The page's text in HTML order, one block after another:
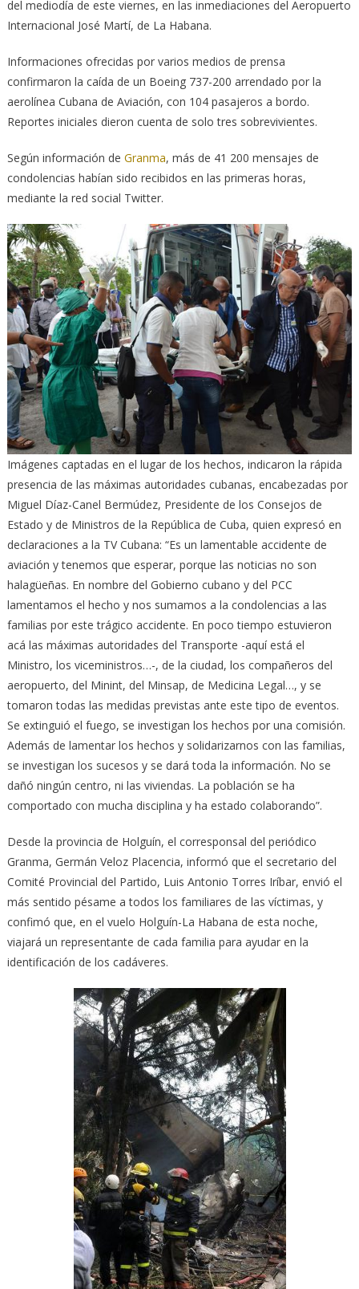
del mediodía de este viernes, en las inmediaciones del Aeropuerto
Internacional José Martí, de La Habana.
Informaciones ofrecidas por varios medios de prensa
confirmaron la caída de un Boeing 737-200 arrendado por la
aerolínea Cubana de Aviación, con 104 pasajeros a bordo.
Reportes iniciales dieron cuenta de solo tres sobrevivientes.
Según información de Granma, más de 41 200 mensajes de
condolencias habían sido recibidos en las primeras horas,
mediante la red social Twitter.
Imágenes captadas en el lugar de los hechos, indicaron la rápida
presencia de las máximas autoridades cubanas, encabezadas por
Miguel Díaz-Canel Bermúdez, Presidente de los Consejos de
Estado y de Ministros de la República de Cuba, quien expresó en
declaraciones a la TV Cubana: “Es un lamentable accidente de
aviación y tenemos que esperar, porque las noticias no son
halagüeñas. En nombre del Gobierno cubano y del PCC
lamentamos el hecho y nos sumamos a la condolencias a las
familias por este trágico accidente. En poco tiempo estuvieron
acá las máximas autoridades del Transporte -aquí está el
Ministro, los viceministros…-, de la ciudad, los compañeros del
aeropuerto, del Minint, del Minsap, de Medicina Legal…, y se
tomaron todas las medidas previstas ante este tipo de eventos.
Se extinguió el fuego, se investigan los hechos por una comisión.
Además de lamentar los hechos y solidarizarnos con las familias,
se investigan los sucesos y se dará toda la información. No se
dañó ningún centro, ni las viviendas. La población se ha
comportado con mucha disciplina y ha estado colaborando”.
Desde la provincia de Holguín, el corresponsal del periódico
Granma, Germán Veloz Placencia, informó que el secretario del
Comité Provincial del Partido, Luis Antonio Torres Iríbar, envió el
más sentido pésame a todos los familiares de las víctimas, y
confimó que, en el vuelo Holguín-La Habana de esta noche,
viajará un representante de cada familia para ayudar en la
identificación de los cadáveres.